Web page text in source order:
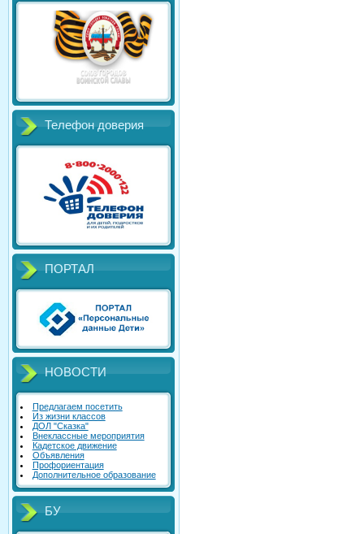
Телефон доверия
ПОРТАЛ
НОВОСТИ
Предлагаем посетить
Из жизни классов
ДОЛ "Сказка"
Внеклассные мероприятия
Кадетское движение
Объявления
Профориентация
Дополнительное образование
БУ